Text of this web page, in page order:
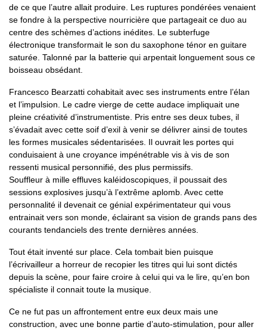
de ce que l’autre allait produire. Les ruptures pondérées venaient
se fondre à la perspective nourricière que partageait ce duo au
centre des schèmes d’actions inédites. Le subterfuge
électronique transformait le son du saxophone ténor en guitare
saturée. Talonné par la batterie qui arpentait longuement sous ce
boisseau obsédant.
Francesco Bearzatti cohabitait avec ses instruments entre l’élan
et l’impulsion. Le cadre vierge de cette audace impliquait une
pleine créativité d’instrumentiste. Pris entre ses deux tubes, il
s’évadait avec cette soif d’exil à venir se délivrer ainsi de toutes
les formes musicales sédentarisées. Il ouvrait les portes qui
conduisaient à une croyance impénétrable vis à vis de son
ressenti musical personnifié, des plus permissifs.
Souffleur à mille effluves kaléidoscopiques, il poussait des
sessions explosives jusqu’à l’extrême aplomb. Avec cette
personnalité il devenait ce génial expérimentateur qui vous
entrainait vers son monde, éclairant sa vision de grands pans des
courants tendanciels des trente dernières années.
Tout était inventé sur place. Cela tombait bien puisque
l’écrivailleur a horreur de recopier les titres qui lui sont dictés
depuis la scène, pour faire croire à celui qui va le lire, qu’en bon
spécialiste il connait toute la musique.
Ce ne fut pas un affrontement entre eux deux mais une
construction, avec une bonne partie d’auto-stimulation, pour aller